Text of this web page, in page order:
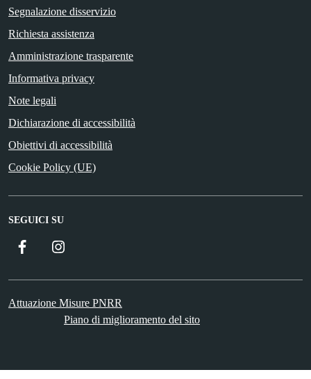
Segnalazione disservizio
Richiesta assistenza
Amministrazione trasparente
Informativa privacy
Note legali
Dichiarazione di accessibilità
Obiettivi di accessibilità
Cookie Policy (UE)
SEGUICI SU
Facebook
Attuazione Misure PNRR
Piano di miglioramento del sito